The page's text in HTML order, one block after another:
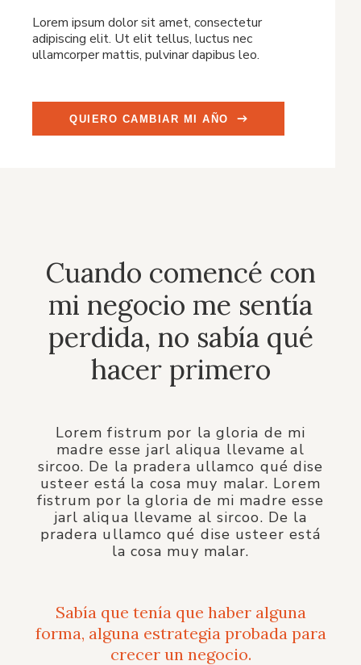
Lorem ipsum dolor sit amet, consectetur
adipiscing elit. Ut elit tellus, luctus nec
ullamcorper mattis, pulvinar dapibus leo.
QUIERO CAMBIAR MI AÑO
Cuando comencé con
mi negocio me sentía
perdida, no sabía qué
hacer primero
Lorem fistrum por la gloria de mi
madre esse jarl aliqua llevame al
sircoo. De la pradera ullamco qué dise
usteer está la cosa muy malar. Lorem
fistrum por la gloria de mi madre esse
jarl aliqua llevame al sircoo. De la
pradera ullamco qué dise usteer está
la cosa muy malar.
Sabía que tenía que haber alguna
forma, alguna estrategia probada para
crecer un negocio.